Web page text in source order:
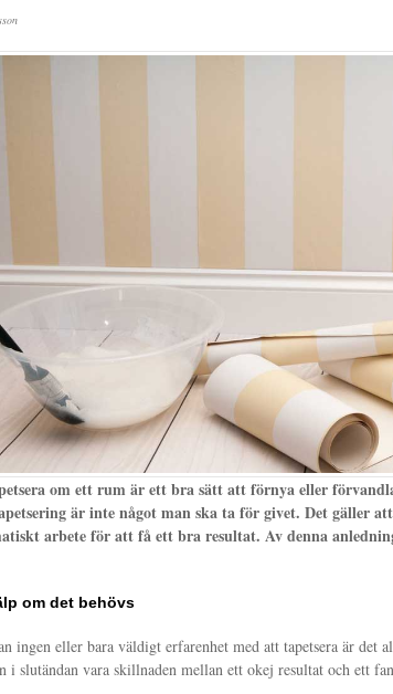
om ett rum är ett bra sätt att förnya eller
är inte något man ska ta för givet. Det gäller
arbete för att få ett bra resultat. Av denna
om det behövs
ingen eller bara väldigt erfarenhet med att tapetsera är det
i slutändan vara skillnaden mellan ett okej resultat och ett